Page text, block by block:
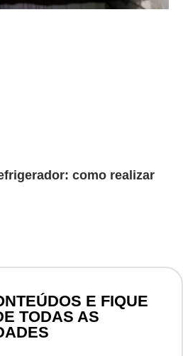
como realizar
E FIQUE
TODAS AS